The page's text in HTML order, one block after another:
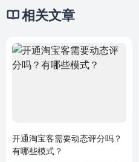
相关文章
开通淘宝客需要动态评分吗？
有哪些模式？